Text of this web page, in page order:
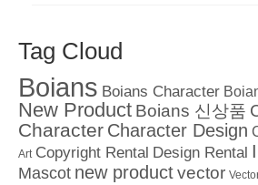
Tag Cloud
Boians Boians Character
New Product Boians 신상품
Character Character Design
Art Copyright Rental Design Rental
Mascot new productvector